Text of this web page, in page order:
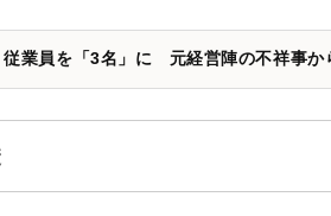
業員を「3名」に 元経営陣の不祥事か